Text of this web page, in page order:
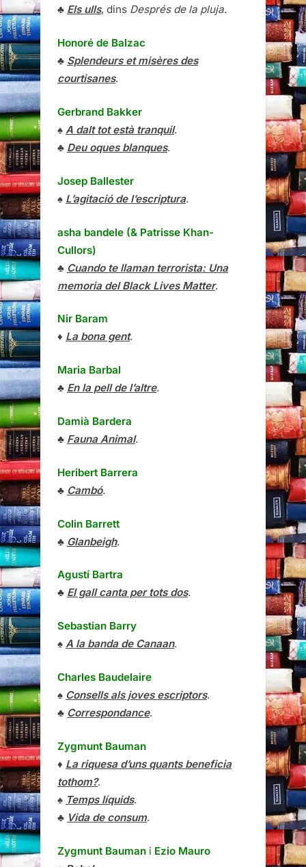
♣ Els ulls, dins Després de la pluja.
Honoré de Balzac
♣ Splendeurs et misères des
courtisanes.
Gerbrand Bakker
♠ A dalt tot està tranquil.
♣ Deu oques blanques.
Josep Ballester
♠ L’agitació de l’escriptura.
asha bandele (& Patrisse Khan-
Cullors)
♣ Cuando te llaman terrorista: Una
memoria del Black Lives Matter.
Nir Baram
♦ La bona gent.
Maria Barbal
♣ En la pell de l’altre.
Damià Bardera
♣ Fauna Animal.
Heribert Barrera
♣ Cambó.
Colin Barrett
♣ Glanbeigh.
Agustí Bartra
♣ El gall canta per tots dos.
Sebastian Barry
♠ A la banda de Canaan.
Charles Baudelaire
♠ Consells als joves escriptors.
♣ Correspondance.
Zygmunt Bauman
♦ La riquesa d’uns quants beneficia
tothom?.
♠ Temps líquids.
♣ Vida de consum.
Zygmunt Bauman i Ezio Mauro